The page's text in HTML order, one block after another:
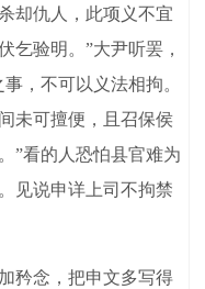
却仇人，此项义不宜
乞验明。”大尹听罢，
，不可以义法相拘。
未可擅便，且召保侯
”看的人恐怕县官难为
见说申详上司不拘禁
念，把申文多写得